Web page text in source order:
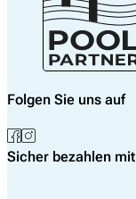
Folgen Sie uns auf
Sicher bezahlen mit